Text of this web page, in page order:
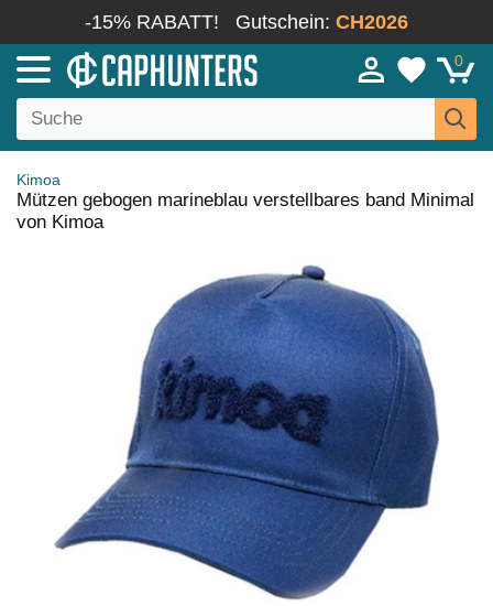
-15% RABATT! Gutschein: CH2026
0
Kimoa
Mützen gebogen marineblau verstellbares band Minimal
von Kimoa